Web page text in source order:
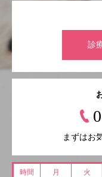
診
まずはお
時間 月 火